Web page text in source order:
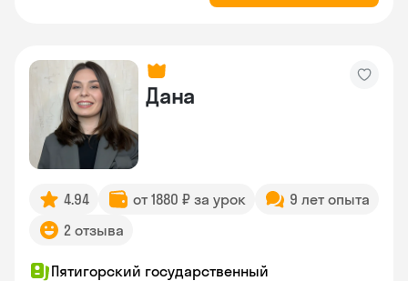
Дана
4.94 от 1880 ₽ за урок
9 лет опыта
2 отзыва
Пятигорский государственный